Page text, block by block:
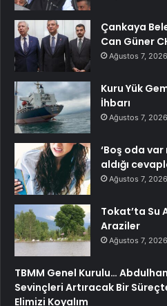
Çankaya
Can Güner
Ağustos 7, 2026
Kuru Yük
İhbarı
Ağustos 7, 2026
‘Boş oda var
aldığı
Ağustos 7, 2026
Tokat’ta Su
Araziler
Ağustos 7, 2026
TBMM Genel Kurulu…
Sevinçleri Artıracak Bir
Elimizi Koyalım